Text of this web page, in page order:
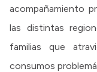
acompañamiento
las distintas
familias que
consumos